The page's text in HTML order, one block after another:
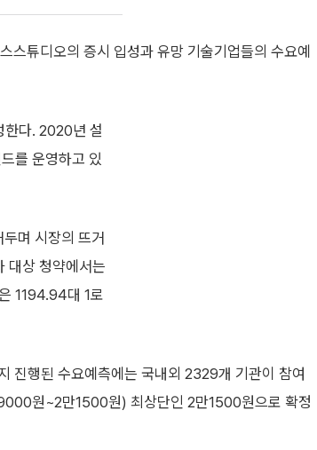
튜디오의 증시 입성과 유망 기술기업들의 수요예
한다. 2020년 설
를 운영하고 있
며 시장의 뜨거
대상 청약에서는
1194.94대 1로
진행된 수요예측에는 국내외 2329개 기관이 참여
원~2만1500원) 최상단인 2만1500원으로 확정